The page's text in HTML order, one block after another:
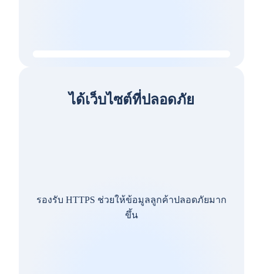
ได้เว็บไซต์ที่ปลอดภัย
รองรับ HTTPS ช่วยให้ข้อมูลลูกค้าปลอดภัยมาก
ขึ้น